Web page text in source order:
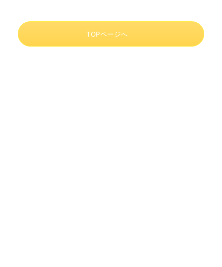
TOPページへ